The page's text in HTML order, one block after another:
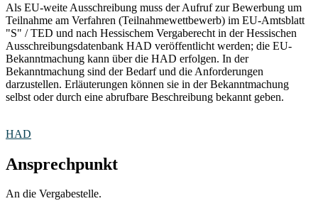
Als EU-weite Ausschreibung muss der Aufruf zur Bewerbung um
Teilnahme am Verfahren (Teilnahmewettbewerb) im EU-Amtsblatt
"S" / TED und nach Hessischem Vergaberecht in der Hessischen
Ausschreibungsdatenbank HAD veröffentlicht werden; die EU-
Bekanntmachung kann über die HAD erfolgen. In der
Bekanntmachung sind der Bedarf und die Anforderungen
darzustellen. Erläuterungen können sie in der Bekanntmachung
selbst oder durch eine abrufbare Beschreibung bekannt geben.
HAD
Ansprechpunkt
An die Vergabestelle.